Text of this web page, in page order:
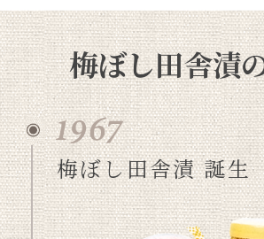
梅ぼし田舎漬
梅ぼし田舎漬 誕生